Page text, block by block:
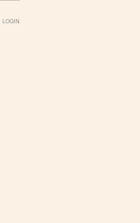
LOGIN